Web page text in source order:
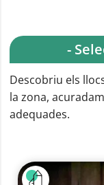
-
Descobriu els
la zona,
adequades.